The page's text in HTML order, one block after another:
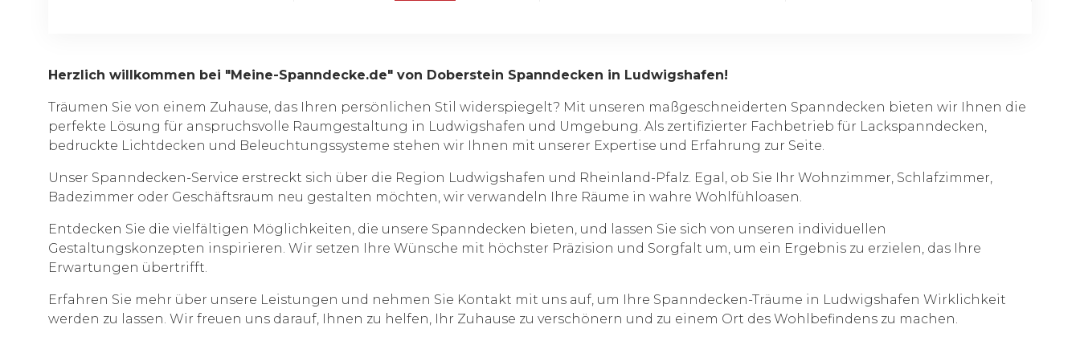
Herzlich willkommen bei "Meine-Spanndecke.de" von Doberstein Spanndecken in Ludwigshafen!
Träumen Sie von einem Zuhause, das Ihren persönlichen Stil widerspiegelt? Mit unseren maßgeschneiderten Spanndecken bieten wir Ihnen die
perfekte Lösung für anspruchsvolle Raumgestaltung in Ludwigshafen und Umgebung. Als zertifizierter Fachbetrieb für Lackspanndecken,
bedruckte Lichtdecken und Beleuchtungssysteme stehen wir Ihnen mit unserer Expertise und Erfahrung zur Seite.
Unser Spanndecken-Service erstreckt sich über die Region Ludwigshafen und Rheinland-Pfalz. Egal, ob Sie Ihr Wohnzimmer, Schlafzimmer,
Badezimmer oder Geschäftsraum neu gestalten möchten, wir verwandeln Ihre Räume in wahre Wohlfühloasen.
Entdecken Sie die vielfältigen Möglichkeiten, die unsere Spanndecken bieten, und lassen Sie sich von unseren individuellen
Gestaltungskonzepten inspirieren. Wir setzen Ihre Wünsche mit höchster Präzision und Sorgfalt um, um ein Ergebnis zu erzielen, das Ihre
Erwartungen übertrifft.
Erfahren Sie mehr über unsere Leistungen und nehmen Sie Kontakt mit uns auf, um Ihre Spanndecken-Träume in Ludwigshafen Wirklichkeit
werden zu lassen. Wir freuen uns darauf, Ihnen zu helfen, Ihr Zuhause zu verschönern und zu einem Ort des Wohlbefindens zu machen.